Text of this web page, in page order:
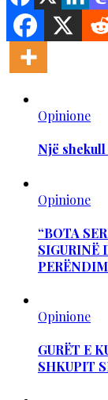
Opinione
Një
Opinione
“BOTA
SIGURINË
Opinione
GURËT E
SHKUPIT